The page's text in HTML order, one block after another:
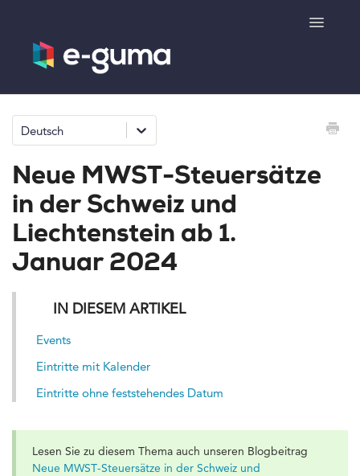
Toggle
Allgemeines
Ticketsystem
Produktshop
Deutsch
Neue MWST-Steuersätze
in der Schweiz und
Liechtenstein ab 1.
Januar 2024
IN DIESEM ARTIKEL
Events
Eintritte mit Kalender
Eintritte ohne feststehendes Datum
Lesen Sie zu diesem Thema auch unseren Blogbeitrag
Neue MWST-Steuersätze in der Schweiz und